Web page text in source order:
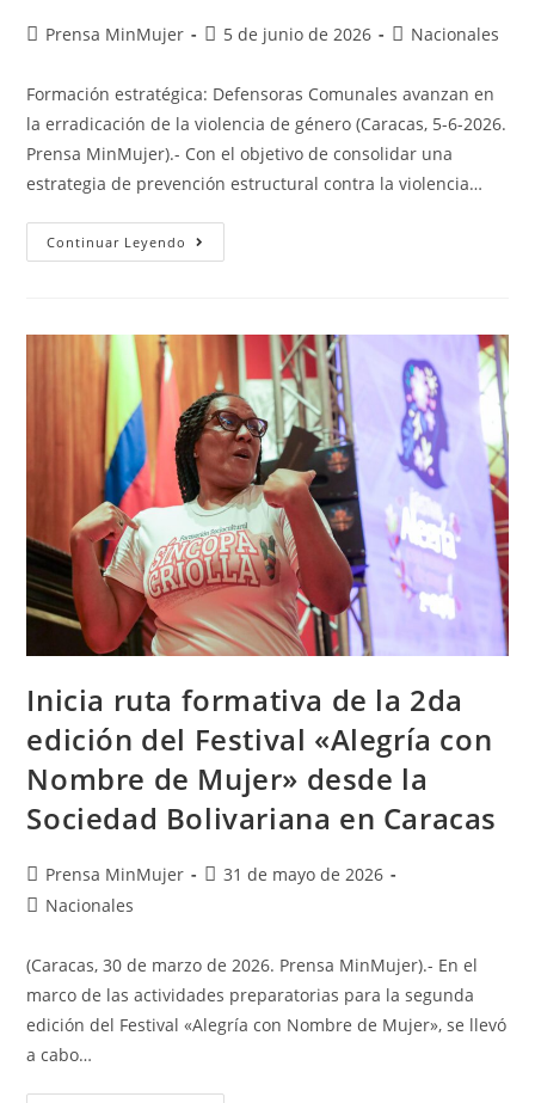
Prensa MinMujer 5 de junio de 2026 Nacionales
Formación estratégica: Defensoras Comunales avanzan en
la erradicación de la violencia de género (Caracas, 5-6-2026.
Prensa MinMujer).- Con el objetivo de consolidar una
estrategia de prevención estructural contra la violencia…
Continuar Leyendo
Inicia ruta formativa de la 2da
edición del Festival «Alegría con
Nombre de Mujer» desde la
Sociedad Bolivariana en Caracas
Prensa MinMujer
31 de mayo de 2026
Nacionales
(Caracas, 30 de marzo de 2026. Prensa MinMujer).- En el
marco de las actividades preparatorias para la segunda
edición del Festival «Alegría con Nombre de Mujer», se llevó
a cabo…